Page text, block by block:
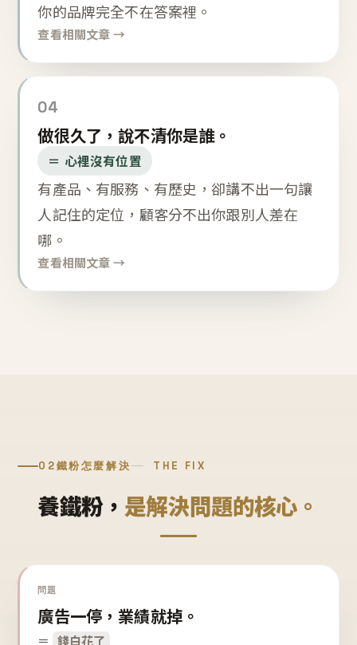
你的品牌完全不在答案裡。
查看相關文章 →
04
做很久了，說不清你是誰。
＝ 心裡沒有位置
有產品、有服務、有歷史，卻講不出一句讓
人記住的定位，顧客分不出你跟別人差在
哪。
查看相關文章 →
02鐵粉怎麼解決 THE FIX
養鐵粉， 是解決問題的核心。
問題
廣告一停，業績就掉。
＝ 錢白花了